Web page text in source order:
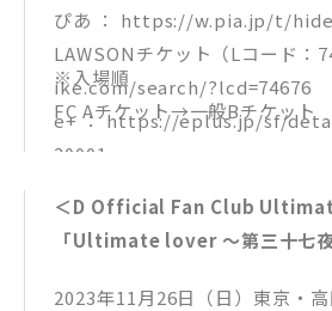
ぴあ ： https://w.pia.jp/t/
LAWSONチケット（Lコード
ike.com/search/?lcd=74676
e+ ： https://eplus.jp/sf/
30001
※入場順
FC Aチケット→一般Bチケット
＜D Official Fan Club
「Ultimate lover ～第三十七
2023年11月26日（日）東京・